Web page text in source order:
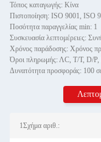
Τόπος καταγωγής: Κίνα
Πιστοποίηση: ISO 9001, ISO
Ποσότητα παραγγελίας min: 1
Συσκευασία λεπτομέρειες:
Δυνατότητα προσφοράς: 100
1Σχήμα αριθ.: